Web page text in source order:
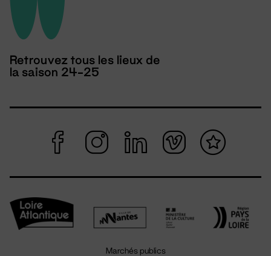
Retrouvez tous les lieux de
la saison 24-25
Marchés publics